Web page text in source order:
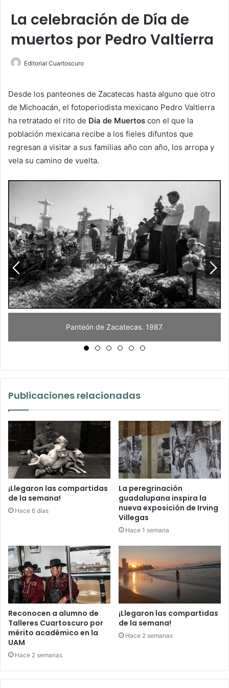
La celebración de Día de
muertos por Pedro Valtierra
Editorial Cuartoscuro
Desde los panteones de Zacatecas hasta alguno que otro
de Michoacán, el fotoperiodista mexicano Pedro Valtierra
ha retratado el rito de Día de Muertos con el que la
población mexicana recibe a los fieles difuntos que
regresan a visitar a sus familias año con año, los arropa y
vela su camino de vuelta.
Panteón de Zacatecas. 1987.
Publicaciones relacionadas
¡Llegaron las compartidas
de la semana!
Hace 6 días
La peregrinación
guadalupana inspira la
nueva exposición de Irving
Villegas
Hace 1 semana
Reconocen a alumno de
Talleres Cuartoscuro por
mérito académico en la
UAM
Hace 2 semanas
¡Llegaron las compartidas
de la semana!
Hace 2 semanas